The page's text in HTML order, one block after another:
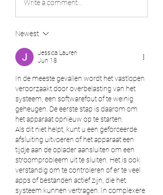
Write a comment...
Newest
Jessica Lauren
Jun 18
In de meeste gevallen wordt het vastlopen
veroorzaakt door overbelasting van het
systeem, een softwarefout of te weinig
geheugen. De eerste stap is daarom om
het apparaat opnieuw op te starten.
Als dit niet helpt, kunt u een geforceerde
afsluiting uitvoeren of het apparaat een
tijdje aan de oplader aansluiten om een ​​
stroomprobleem uit te sluiten. Het is ook
verstandig om te controleren of er te veel
apps of bestanden actief zijn, die het
systeem kunnen vertragen. In complexere